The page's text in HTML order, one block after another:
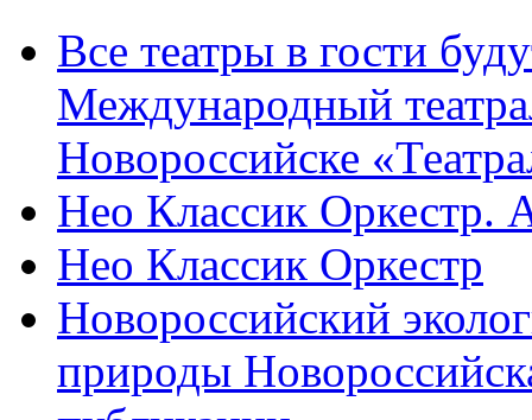
Все театры в гости
Международный
Новороссийске
Нео Классик Оркестр.
Нео Классик Оркестр
Новороссийский
природы